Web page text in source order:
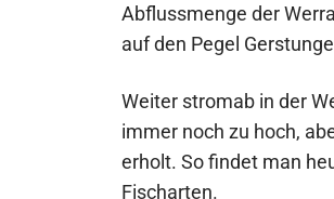
Abflussmenge der
auf den Pegel
Weiter stromab in der
immer noch zu hoch,
erholt. So findet man
Fischarten.